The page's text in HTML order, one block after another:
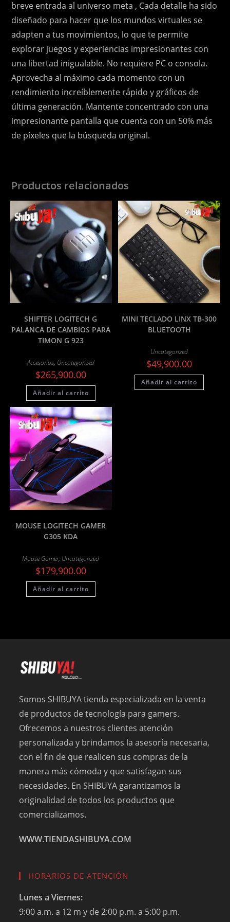
breve entrada al universo meta , Cada detalle ha sido
diseñado para hacer que los mundos virtuales se
adapten a tus movimientos, lo que te permite
explorar juegos y experiencias impresionantes con
una libertad inigualable. No requiere PC o consola.
Aprovecha al máximo cada momento con un
rendimiento increíblemente rápido y gráficos de
última generación. Mantente concentrado con una
impresionante pantalla que cuenta con un 50% más
de píxeles que la búsqueda original.
Productos relacionados
SHIFTER LOGITECH G
PALANCA DE CAMBIOS PARA
TIMON G 923
Accesorios, Uncategorized
$265,900.00
Añadir al carrito
MINI TECLADO LINX TB-300
BLUETOOTH
Uncategorized
$49,900.00
Añadir al carrito
MOUSE LOGITECH GAMER
G305 KDA
Mouse Gamer, Uncategorized
$179,900.00
Añadir al carrito
Somos SHIBUYA tienda especializada en la venta
de productos de tecnología para gamers.
Ofrecemos a nuestros clientes atención
personalizada y brindamos la asesoría necesaria,
con el fin de que realicen sus compras de la
manera más cómoda y que satisfagan sus
necesidades. En SHIBUYA garantizamos la
originalidad de todos los productos que
comercializamos.
WWW.TIENDASHIBUYA.COM
HORARIOS DE ATENCIÓN
Lunes a Viernes:
9:00 a.m. a 12 m y de 2:00 p.m. a 5:00 p.m.